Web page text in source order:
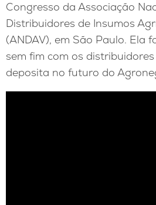
Congresso da Associação
Distribuidores de Insumos
(ANDAV), em São Paulo. Ela
sem fim com os
deposita no futuro do